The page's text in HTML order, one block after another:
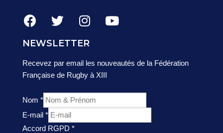
NEWSLETTER
Recevez par email les nouveautés de la Fédération
Française de Rugby à XIII
Nom *
E-mail *
Accord RGPD *